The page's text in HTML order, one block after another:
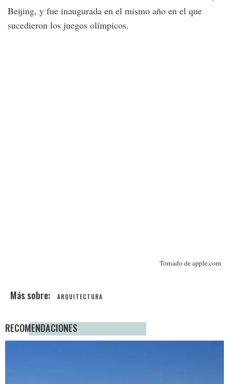
Beijing, y fue inaugurada en el mismo año en el que
sucedieron los juegos olímpicos.
Tomado de apple.com
ARQUITECTURA
RECOMENDACIONES